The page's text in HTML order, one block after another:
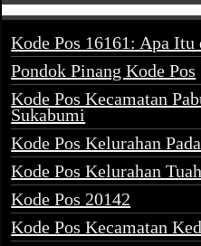
Kode Pos 16161: Apa Itu
Pondok Pinang Kode Pos
Kode Pos Kecamatan
Sukabumi
Kode Pos Kelurahan
Kode Pos Kelurahan
Kode Pos 20142
Kode Pos Kecamatan